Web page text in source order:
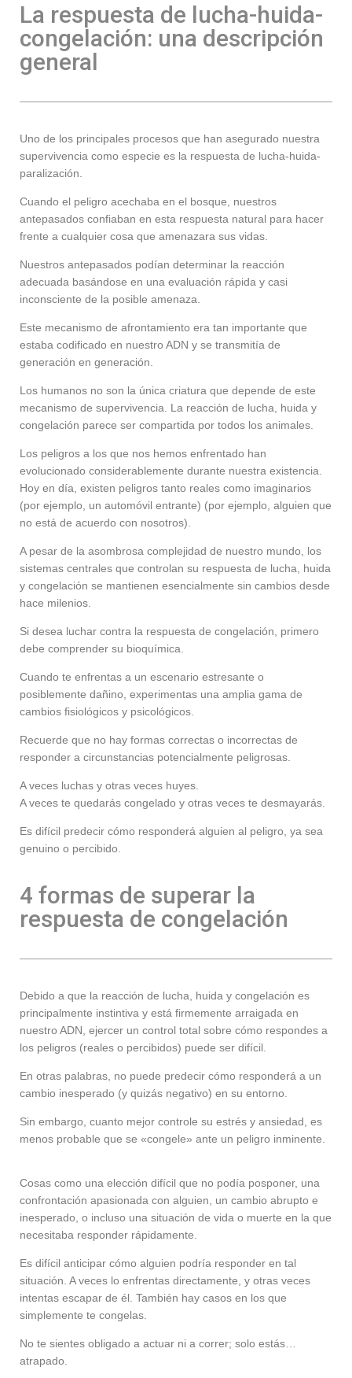
La respuesta de lucha-huida-
congelación: una descripción
general
Uno de los principales procesos que han asegurado nuestra
supervivencia como especie es la respuesta de lucha-huida-
paralización.
Cuando el peligro acechaba en el bosque, nuestros
antepasados confiaban en esta respuesta natural para hacer
frente a cualquier cosa que amenazara sus vidas.
Nuestros antepasados podían determinar la reacción
adecuada basándose en una evaluación rápida y casi
inconsciente de la posible amenaza.
Este mecanismo de afrontamiento era tan importante que
estaba codificado en nuestro ADN y se transmitía de
generación en generación.
Los humanos no son la única criatura que depende de este
mecanismo de supervivencia. La reacción de lucha, huida y
congelación parece ser compartida por todos los animales.
Los peligros a los que nos hemos enfrentado han
evolucionado considerablemente durante nuestra existencia.
Hoy en día, existen peligros tanto reales como imaginarios
(por ejemplo, un automóvil entrante) (por ejemplo, alguien que
no está de acuerdo con nosotros).
A pesar de la asombrosa complejidad de nuestro mundo, los
sistemas centrales que controlan su respuesta de lucha, huida
y congelación se mantienen esencialmente sin cambios desde
hace milenios.
Si desea luchar contra la respuesta de congelación, primero
debe comprender su bioquímica.
Cuando te enfrentas a un escenario estresante o
posiblemente dañino, experimentas una amplia gama de
cambios fisiológicos y psicológicos.
Recuerde que no hay formas correctas o incorrectas de
responder a circunstancias potencialmente peligrosas.
A veces luchas y otras veces huyes.
A veces te quedarás congelado y otras veces te desmayarás.
Es difícil predecir cómo responderá alguien al peligro, ya sea
genuino o percibido.
4 formas de superar la
respuesta de congelación
Debido a que la reacción de lucha, huida y congelación es
principalmente instintiva y está firmemente arraigada en
nuestro ADN, ejercer un control total sobre cómo respondes a
los peligros (reales o percibidos) puede ser difícil.
En otras palabras, no puede predecir cómo responderá a un
cambio inesperado (y quizás negativo) en su entorno.
Sin embargo, cuanto mejor controle su estrés y ansiedad, es
menos probable que se «congele» ante un peligro inminente.
Cosas como una elección difícil que no podía posponer, una
confrontación apasionada con alguien, un cambio abrupto e
inesperado, o incluso una situación de vida o muerte en la que
necesitaba responder rápidamente.
Es difícil anticipar cómo alguien podría responder en tal
situación. A veces lo enfrentas directamente, y otras veces
intentas escapar de él. También hay casos en los que
simplemente te congelas.
No te sientes obligado a actuar ni a correr; solo estás…
atrapado.